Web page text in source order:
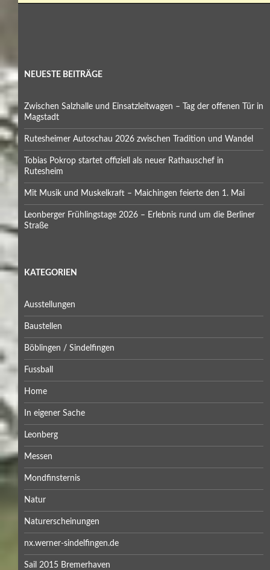
NEUESTE BEITRÄGE
Zwischen Salzhalle und Einsatzleitwagen – Tag der offenen Tür in
Magstadt
Rutesheimer Autoschau 2026 zwischen Tradition und Wandel
Tobias Pokrop startet offiziell als neuer Rathauschef in
Rutesheim
Mit Musik und Muskelkraft – Maichingen feierte den 1. Mai
Leonberger Frühlingstage 2026 – Erlebnis rund um die Berliner
Straße
KATEGORIEN
Ausstellungen
Baustellen
Böblingen / Sindelfingen
Fussball
Home
In eigener Sache
Leonberg
Messen
Mondfinsternis
Natur
Naturerscheinungen
nx.werner-sindelfingen.de
Sail 2015 Bremerhaven